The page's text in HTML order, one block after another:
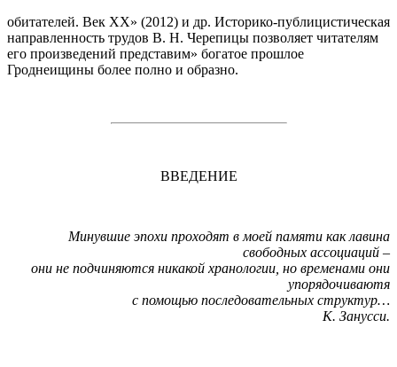
обитателей. Век XX» (2012) и др. Историко-публицистическая
направленность трудов В. Н. Черепицы позволяет читателям
его произведений представим» богатое прошлое
Гроднеищины более полно и образно.
ВВЕДЕНИЕ
Минувшие эпохи проходят в моей памяти как лавина
свободных ассоциаций –
они не подчиняются никакой хранологии, но временами они
упорядочиваютя
с помощью последовательных структур…
К. Занусси.